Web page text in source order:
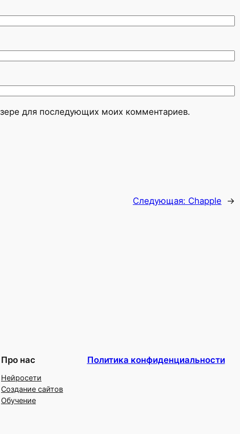
для последующих моих комментариев.
Следующая: Chapple →
Про нас
Нейросети
Создание сайтов
Обучение
Политика конфиденциальности